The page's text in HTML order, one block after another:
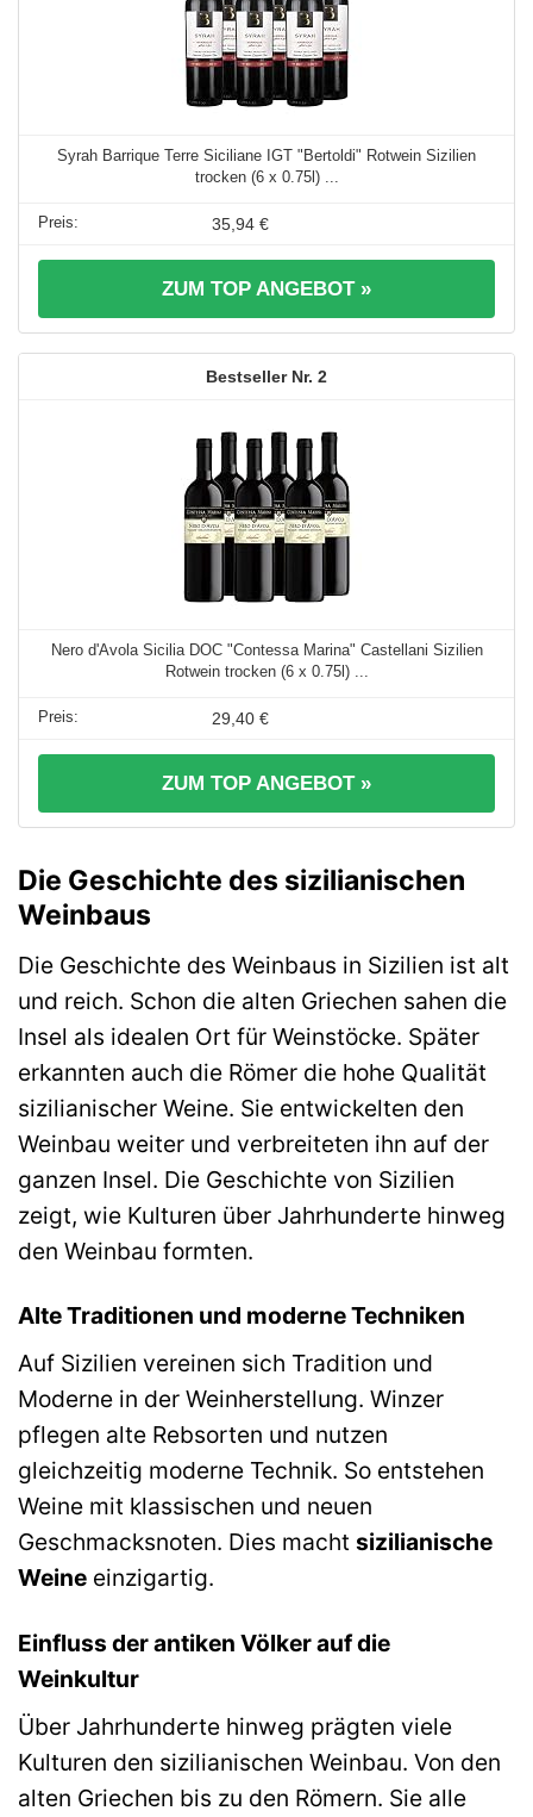
Syrah Barrique Terre Siciliane IGT "Bertoldi" Rotwein Sizilien
trocken (6 x 0.75l) ...
35,94 €
ZUM TOP ANGEBOT »
2
Nero d'Avola Sicilia DOC "Contessa Marina" Castellani Sizilien
Rotwein trocken (6 x 0.75l) ...
29,40 €
ZUM TOP ANGEBOT »
Die Geschichte des sizilianischen
Weinbaus
Die Geschichte des Weinbaus in Sizilien ist alt
und reich. Schon die alten Griechen sahen die
Insel als idealen Ort für Weinstöcke. Später
erkannten auch die Römer die hohe Qualität
sizilianischer Weine. Sie entwickelten den
Weinbau weiter und verbreiteten ihn auf der
ganzen Insel. Die Geschichte von Sizilien
zeigt, wie Kulturen über Jahrhunderte hinweg
den Weinbau formten.
Alte Traditionen und moderne Techniken
Auf Sizilien vereinen sich Tradition und
Moderne in der Weinherstellung. Winzer
pflegen alte Rebsorten und nutzen
gleichzeitig moderne Technik. So entstehen
Weine mit klassischen und neuen
Geschmacksnoten. Dies macht sizilianische
Weine einzigartig.
Einfluss der antiken Völker auf die
Weinkultur
Über Jahrhunderte hinweg prägten viele
Kulturen den sizilianischen Weinbau. Von den
alten Griechen bis zu den Römern. Sie alle